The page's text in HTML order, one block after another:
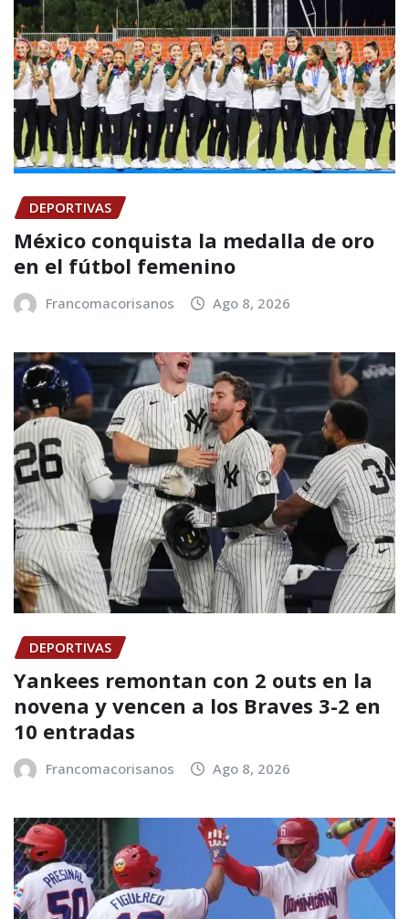
DEPORTIVAS
México conquista la medalla de oro
en el fútbol femenino
Francomacorisanos Ago 8, 2026
DEPORTIVAS
Yankees remontan con 2 outs en la
novena y vencen a los Braves 3-2 en
10 entradas
Francomacorisanos Ago 8, 2026